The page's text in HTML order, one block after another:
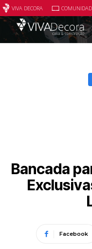
VIVA DECORA
Bancada
Facebook